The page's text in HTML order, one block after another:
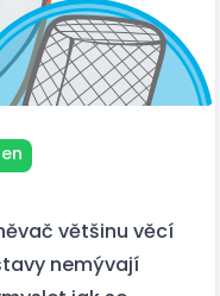
většinu věcí
nemývají